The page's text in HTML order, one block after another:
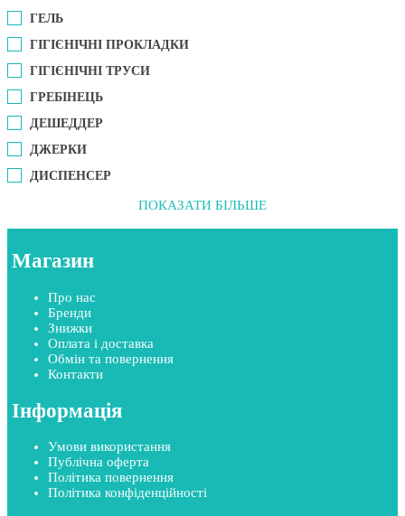
ГЕЛЬ
ГІГІЄНІЧНІ ПРОКЛАДКИ
ГІГІЄНІЧНІ ТРУСИ
ГРЕБІНЕЦЬ
ДЕШЕДДЕР
ДЖЕРКИ
ДИСПЕНСЕР
ПОКАЗАТИ БІЛЬШЕ
Магазин
Про нас
Бренди
Знижки
Оплата і доставка
Обмін та повернення
Контакти
Інформація
Умови використання
Публічна оферта
Політика повернення
Політика конфіденційності